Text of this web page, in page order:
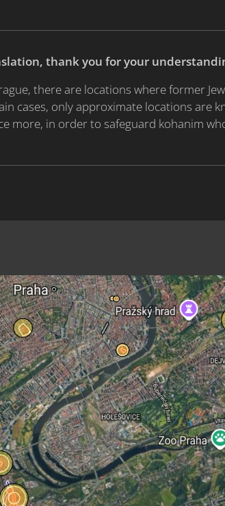
thank you for your
there are locations where former
cases, only approximate locations are
more, in order to safeguard kohanim